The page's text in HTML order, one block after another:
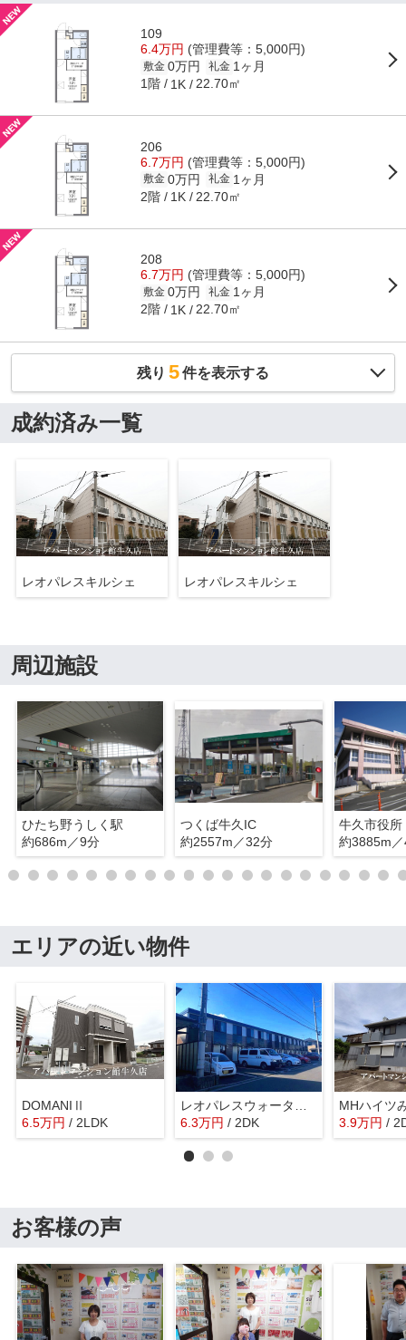
109
6.4万円 (管理費等：5,000円)
敷金 0万円 礼金 1ヶ月
1階 1K 22.70㎡
206
6.7万円 (管理費等：5,000円)
敷金 0万円 礼金 1ヶ月
2階 1K 22.70㎡
208
6.7万円 (管理費等：5,000円)
敷金 0万円 礼金 1ヶ月
2階 1K 22.70㎡
残り 5件を表示する
成約済み一覧
レオパレスキルシェ レオパレスキルシェ
周辺施設
ひたち野うしく駅
約686m／9分
つくば牛久IC
約2557m／32分
牛久市役所
約3885m
エリアの近い物件
DOMANIⅡ
6.5万円 / 2LDK
6.3万円 / 2DK
MHハイツ
3.9万円 /
お客様の声